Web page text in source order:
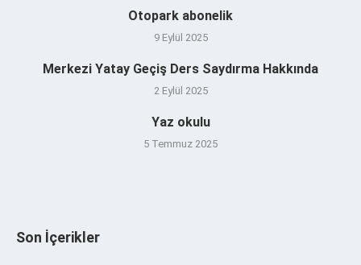
Otopark abonelik
9 Eylül 2025
Merkezi Yatay Geçiş Ders Saydırma Hakkında
2 Eylül 2025
Yaz okulu
5 Temmuz 2025
Son İçerikler